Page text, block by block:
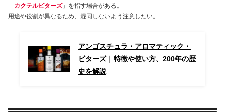
「カクテルビターズ」を指す場合がある。
用途や役割が異なるため、混同しないよう注意したい。
アンゴスチュラ・アロマティック・
ビターズ｜特徴や使い方、200年の歴
史を解説